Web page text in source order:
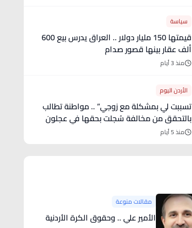
سياسة
قيمتها 150 مليار دولار .. العراق يدرس بيع 600
ألف عقار بينها قصور صدام
منذ 3 أيام
الأردن اليوم
تسببت لي بمشكلة مع زوجي” .. مواطنة تطالب
بالتحقق من مخالفة سُجلت بحقها في عجلون
منذ 5 أيام
مقالات منوعة
الأمير علي .. وحقوق الكرة الأردنية